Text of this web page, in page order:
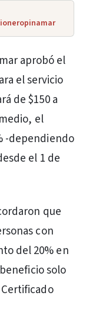
aprobó el
el servicio
de $150 a
el
-dependiendo
el 1 de
que
con
del 20% en
solo